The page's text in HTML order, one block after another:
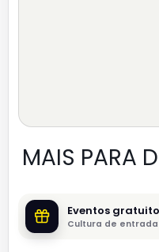
MAIS PARA
Eventos
Cultura de